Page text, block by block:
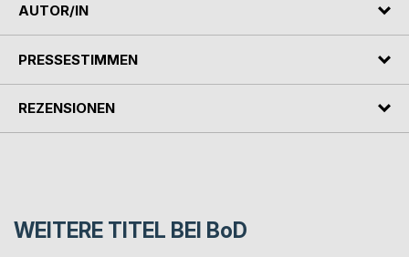
AUTOR/IN
PRESSESTIMMEN
REZENSIONEN
WEITERE TITEL BEI BoD